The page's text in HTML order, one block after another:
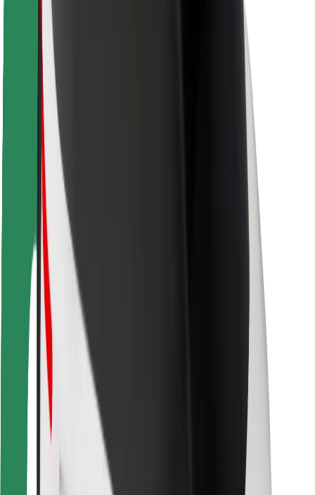
Mesta
Letališča
Bolt polnilne postaje
Pomoč
Za potnike
Za voznike
Za dostavljavce
Bolt Food
Za lastnike voznih parkov
Za restavracije
Bolt za podjetja
Drugo
Dobavitelji
Pogoji poslovanja